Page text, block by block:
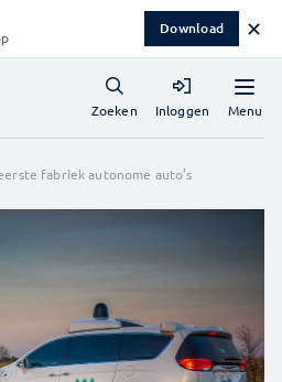
Download ✕
Menu
Zoeken Inloggen
fabriek autonome auto’s